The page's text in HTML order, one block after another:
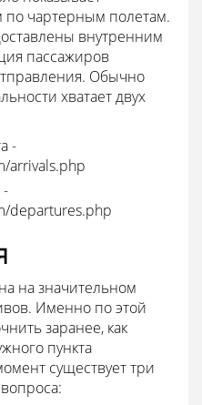
чартерным полетам.
внутренним
пассажиров
Обычно
хватает двух
-
arrivals.php
-
departures.php
на значительном
Именно по этой
заранее, как
пункта
существует три